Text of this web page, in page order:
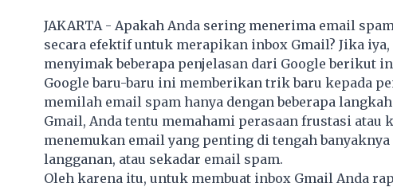
JAKARTA - Apakah Anda sering menerima email
secara efektif untuk merapikan inbox Gmail? Jika iya,
menyimak beberapa penjelasan dari Google berikut
Google baru-baru ini memberikan trik baru kepada
memilah email spam hanya dengan beberapa
Gmail, Anda tentu memahami perasaan frustasi atau
menemukan email yang penting di tengah
langganan, atau sekadar email spam.
Oleh karena itu, untuk membuat inbox Gmail Anda